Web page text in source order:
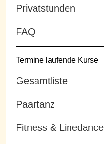
Privatstunden
FAQ
Termine laufende Kurse
Gesamtliste
Paartanz
Fitness & Linedance